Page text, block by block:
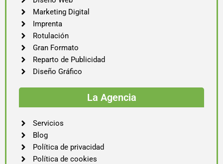
Marketing Digital
Imprenta
Rotulación
Gran Formato
Reparto de Publicidad
Diseño Gráfico
La Agencia
Servicios
Blog
Política de privacidad
Política de cookies